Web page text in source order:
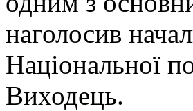
наголосив
Національної
Виходець.